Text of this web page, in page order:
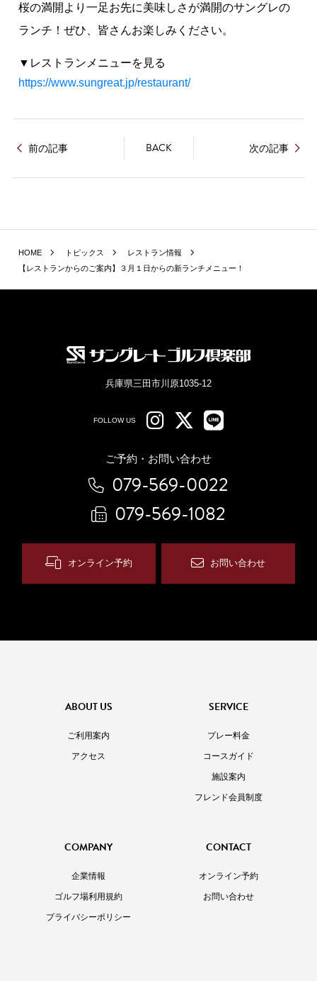
桜の満開より一足お先に美味しさが満開のサングレの
ランチ！ぜひ、皆さんお楽しみください。
▼レストランメニューを見る
https://www.sungreat.jp/restaurant/
前の記事 BACK 次の記事
HOME トピックス
レストラン情報
【レストランからのご案内】３月１日からの新ランチメニュー！
兵庫県三田市川原1035-12
FOLLOW US
ご予約・お問い合わせ
079-569-0022
079-569-1082
オンライン予約 お問い合わせ
ABOUT US
ご利用案内
アクセス
SERVICE
プレー料金
コースガイド
施設案内
フレンド会員制度
COMPANY
企業情報
ゴルフ場利用規約
プライバシーポリシー
CONTACT
オンライン予約
お問い合わせ